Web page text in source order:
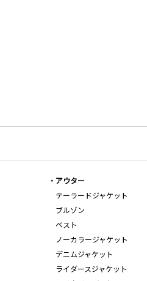
アウター
テーラードジャケット
ブルゾン
ベスト
ノーカラージャケット
デニムジャケット
ライダースジャケット